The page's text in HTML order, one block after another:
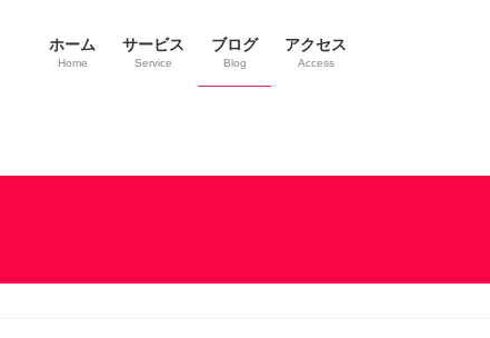
ホーム
Home
サービス
Service
ブログ
Blog
アクセス
Access